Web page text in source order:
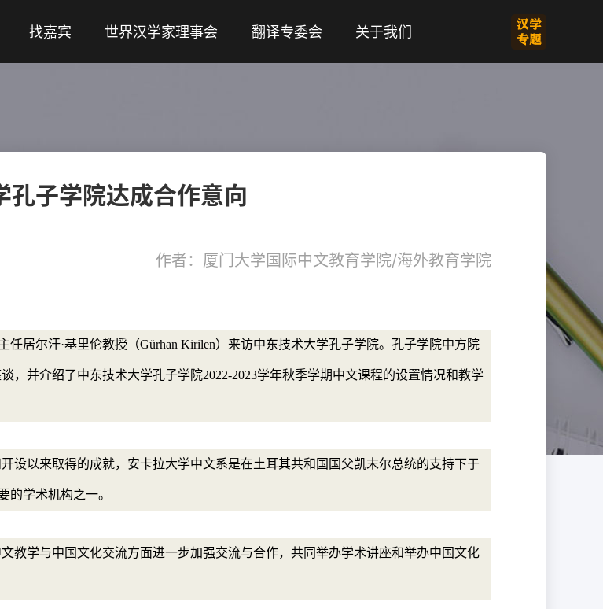
找嘉宾 世界汉学家理事会 翻译专委会 关于我们
孔子学院达成合作意向
作者：厦门大学国际中文教育学院/海外教育学院
任居尔汗·基里伦教授（Gürhan Kirilen）来访中东技术大学孔子学院。孔子学院中方院
，并介绍了中东技术大学孔子学院2022-2023学年秋季学期中文课程的设置情况和教学
设以来取得的成就，安卡拉大学中文系是在土耳其共和国国父凯末尔总统的支持下于
的学术机构之一。
教学与中国文化交流方面进一步加强交流与合作，共同举办学术讲座和举办中国文化